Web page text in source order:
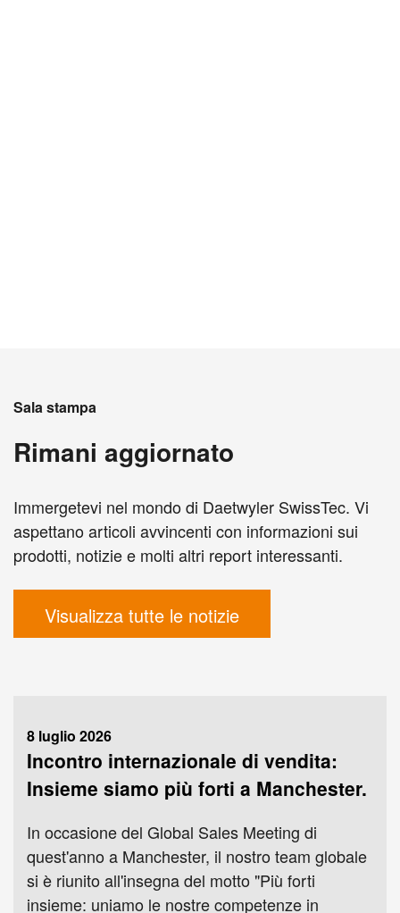
Sala stampa
Rimani aggiornato
Immergetevi nel mondo di Daetwyler SwissTec. Vi
aspettano articoli avvincenti con informazioni sui
prodotti, notizie e molti altri report interessanti.
Visualizza tutte le notizie
8 luglio 2026
Incontro internazionale di vendita:
Insieme siamo più forti a Manchester.
In occasione del Global Sales Meeting di
quest'anno a Manchester, il nostro team globale
si è riunito all'insegna del motto "Più forti
insieme: uniamo le nostre competenze in